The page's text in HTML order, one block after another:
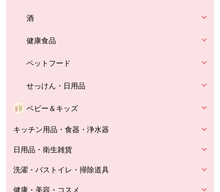
酒
健康食品
ペットフード
せっけん・日用品
ベビー＆キッズ
キッチン用品・食器・浄水器
日用品・衛生雑貨
洗濯・バストイレ・掃除道具
健康・美容・コスメ